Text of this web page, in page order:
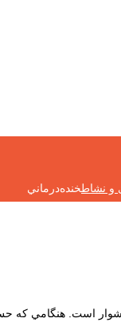
و نشاطخنده‌درماني
است. هنگامي